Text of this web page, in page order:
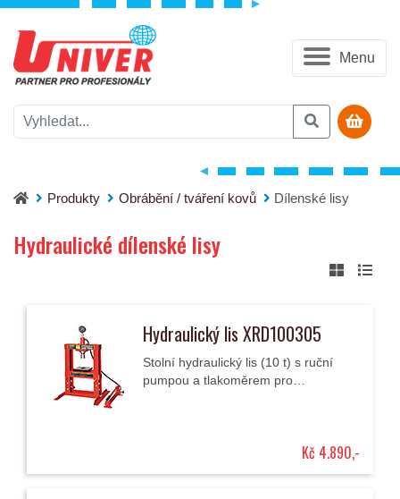
Menu
Produkty Obrábění / tváření kovů Dílenské lisy
Hydraulické dílenské lisy
Hydraulický lis XRD100305
Stolní hydraulický lis (10 t) s ruční
pumpou a tlakoměrem pro
Kč 4.890,-